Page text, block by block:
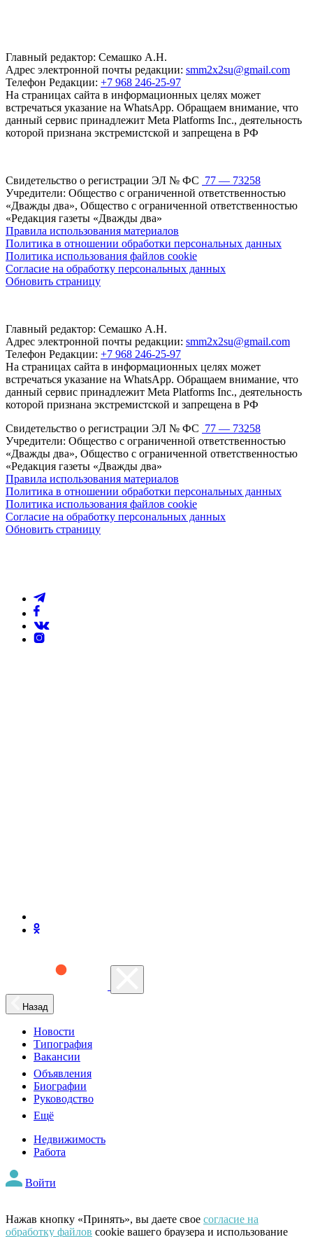
Главный редактор: Семашко А.Н.
Адрес электронной почты редакции: smm2x2su@gmail.com
Телефон Редакции: +7 968 246-25-97
На страницах сайта в информационных целях может
встречаться указание на WhatsApp. Обращаем внимание, что
данный сервис принадлежит Meta Platforms Inc., деятельность
которой признана экстремистской и запрещена в РФ
Свидетельство о регистрации ЭЛ № ФС 77 — 73258
Учредители: Общество с ограниченной ответственностью
«Дважды два», Общество с ограниченной ответственностью
«Редакция газеты «Дважды два»
Правила использования материалов
Политика в отношении обработки персональных данных
Политика использования файлов cookie
Согласие на обработку персональных данных
Обновить страницу
Главный редактор: Семашко А.Н.
Адрес электронной почты редакции: smm2x2su@gmail.com
Телефон Редакции: +7 968 246-25-97
На страницах сайта в информационных целях может
встречаться указание на WhatsApp. Обращаем внимание, что
данный сервис принадлежит Meta Platforms Inc., деятельность
которой признана экстремистской и запрещена в РФ
Свидетельство о регистрации ЭЛ № ФС 77 — 73258
Учредители: Общество с ограниченной ответственностью
«Дважды два», Общество с ограниченной ответственностью
«Редакция газеты «Дважды два»
Правила использования материалов
Политика в отношении обработки персональных данных
Политика использования файлов cookie
Согласие на обработку персональных данных
Обновить страницу
Назад
Новости
Типография
Вакансии
Объявления
Биографии
Руководство
Ещё
Недвижимость
Работа
Войти
Нажав кнопку «Принять», вы даете свое согласие на
обработку файлов cookie вашего браузера и использование